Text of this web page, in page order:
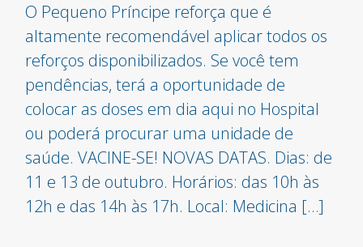
O Pequeno Príncipe reforça que é
altamente recomendável aplicar todos os
reforços disponibilizados. Se você tem
pendências, terá a oportunidade de
colocar as doses em dia aqui no Hospital
ou poderá procurar uma unidade de
saúde. VACINE-SE! NOVAS DATAS. Dias: de
11 e 13 de outubro. Horários: das 10h às
12h e das 14h às 17h. Local: Medicina […]